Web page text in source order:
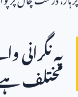
یہ
مختلف